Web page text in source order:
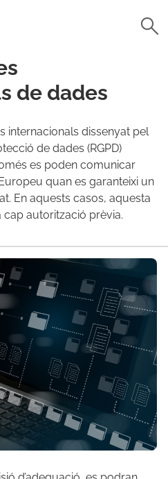
de dades
internacionals dissenyat pel
de dades (RGPD)
es poden comunicar
quan es garanteixi un
En aquests casos, aquesta
autorització prèvia.